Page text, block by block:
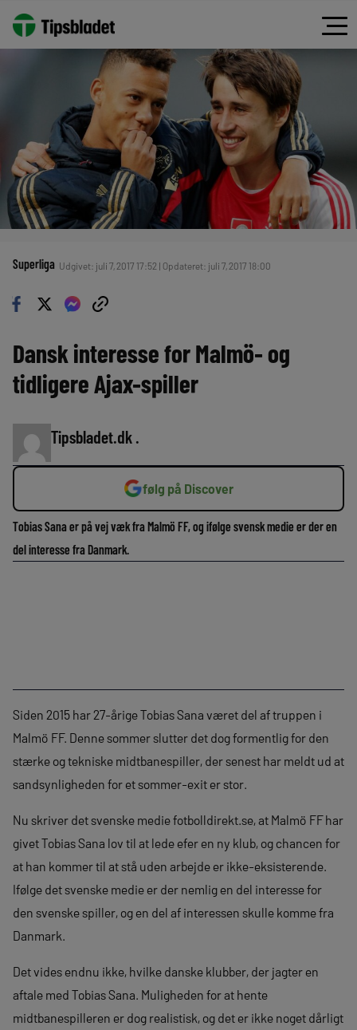
Superliga Udgivet: juli 7, 2017 17:52 | Opdateret: juli 7, 2017 18:00
Dansk interesse for Malmö- og
tidligere Ajax-spiller
Tipsbladet.dk .
følg på Discover
Tobias Sana er på vej væk fra Malmö FF, og ifølge svensk medie er der en
del interesse fra Danmark.
Siden 2015 har 27-årige Tobias Sana været del af truppen i
Malmö FF. Denne sommer slutter det dog formentlig for den
stærke og tekniske midtbanespiller, der senest har meldt ud at
sandsynligheden for et sommer-exit er stor.
Nu skriver det svenske medie fotbolldirekt.se, at Malmö FF har
givet Tobias Sana lov til at lede efer en ny klub, og chancen for
at han kommer til at stå uden arbejde er ikke-eksisterende.
Ifølge det svenske medie er der nemlig en del interesse for
den svenske spiller, og en del af interessen skulle komme fra
Danmark.
Det vides endnu ikke, hvilke danske klubber, der jagter en
aftale med Tobias Sana. Muligheden for at hente
midtbanespilleren er dog realistisk, og det er ikke noget dårligt